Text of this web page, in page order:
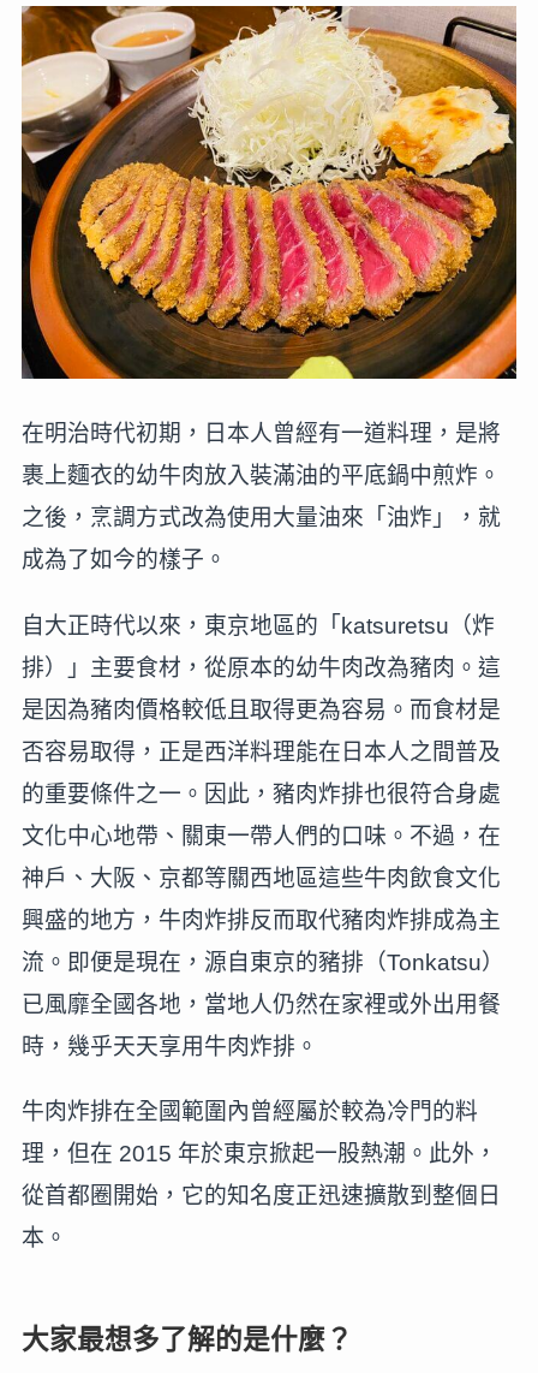
在明治時代初期，日本人曾經有一道料理，是將
裹上麵衣的幼牛肉放入裝滿油的平底鍋中煎炸。
之後，烹調方式改為使用大量油來「油炸」，就
成為了如今的樣子。
自大正時代以來，東京地區的「katsuretsu（炸
排）」主要食材，從原本的幼牛肉改為豬肉。這
是因為豬肉價格較低且取得更為容易。而食材是
否容易取得，正是西洋料理能在日本人之間普及
的重要條件之一。因此，豬肉炸排也很符合身處
文化中心地帶、關東一帶人們的口味。不過，在
神戶、大阪、京都等關西地區這些牛肉飲食文化
興盛的地方，牛肉炸排反而取代豬肉炸排成為主
流。即便是現在，源自東京的豬排（Tonkatsu）
已風靡全國各地，當地人仍然在家裡或外出用餐
時，幾乎天天享用牛肉炸排。
牛肉炸排在全國範圍內曾經屬於較為冷門的料
理，但在 2015 年於東京掀起一股熱潮。此外，
從首都圈開始，它的知名度正迅速擴散到整個日
本。
大家最想多了解的是什麼？